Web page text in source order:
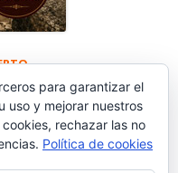
para garantizar el
uso y mejorar nuestros
rechazar las no
Política de cookies